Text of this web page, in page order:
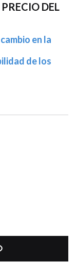
DEL
en la
de los